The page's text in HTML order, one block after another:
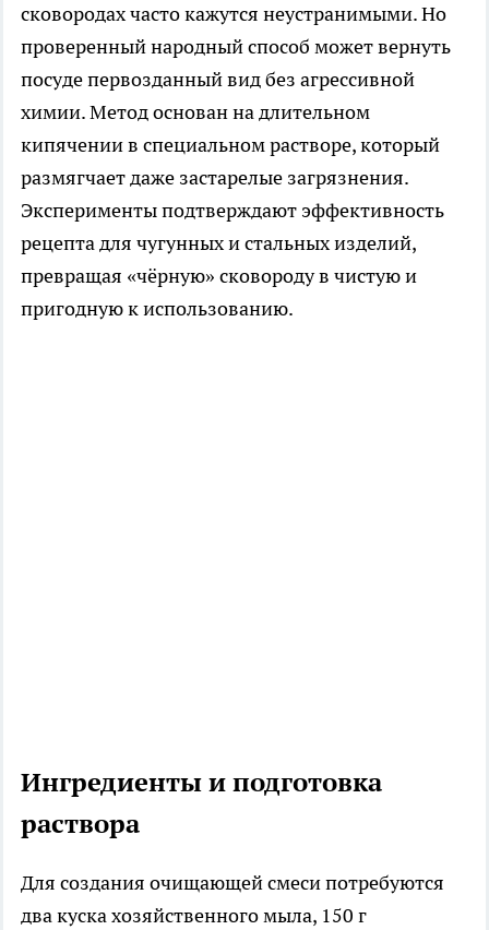
сковородах часто кажутся неустранимыми. Но
проверенный народный способ может вернуть
посуде первозданный вид без агрессивной
химии. Метод основан на длительном
кипячении в специальном растворе, который
размягчает даже застарелые загрязнения.
Эксперименты подтверждают эффективность
рецепта для чугунных и стальных изделий,
превращая «чёрную» сковороду в чистую и
пригодную к использованию.
Ингредиенты и подготовка
раствора
Для создания очищающей смеси потребуются
два куска хозяйственного мыла, 150 г